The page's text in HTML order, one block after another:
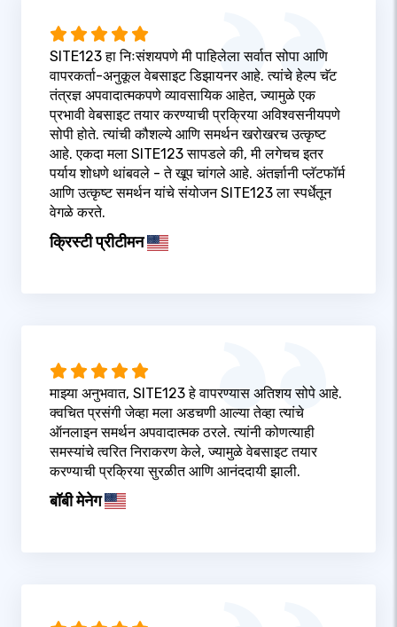
SITE123 हा निःसंशयपणे मी पाहिलेला सर्वात सोपा आणि
वापरकर्ता-अनुकूल वेबसाइट डिझायनर आहे. त्यांचे हेल्प चॅट
तंत्रज्ञ अपवादात्मकपणे व्यावसायिक आहेत, ज्यामुळे एक
प्रभावी वेबसाइट तयार करण्याची प्रक्रिया अविश्वसनीयपणे
सोपी होते. त्यांची कौशल्ये आणि समर्थन खरोखरच उत्कृष्ट
आहे. एकदा मला SITE123 सापडले की, मी लगेचच इतर
पर्याय शोधणे थांबवले - ते खूप चांगले आहे. अंतर्ज्ञानी प्लॅटफॉर्म
आणि उत्कृष्ट समर्थन यांचे संयोजन SITE123 ला स्पर्धेतून
वेगळे करते.
क्रिस्टी प्रीटीमन
माझ्या अनुभवात, SITE123 हे वापरण्यास अतिशय सोपे आहे.
क्वचित प्रसंगी जेव्हा मला अडचणी आल्या तेव्हा त्यांचे
ऑनलाइन समर्थन अपवादात्मक ठरले. त्यांनी कोणत्याही
समस्यांचे त्वरित निराकरण केले, ज्यामुळे वेबसाइट तयार
करण्याची प्रक्रिया सुरळीत आणि आनंददायी झाली.
बॉबी मेनेग